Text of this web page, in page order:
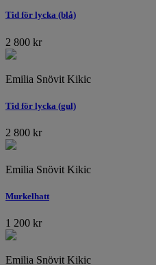
Tid för lycka (blå)
2 800 kr
Emilia Snövit Kikic
Tid för lycka (gul)
2 800 kr
Emilia Snövit Kikic
Murkelhatt
1 200 kr
Emilia Snövit Kikic